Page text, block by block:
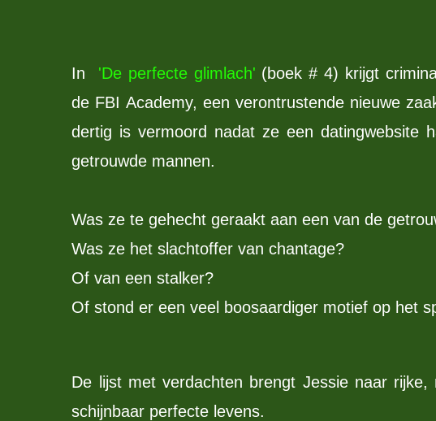
In 'De perfecte glimlach' (boek # 4) krijgt
de FBI Academy, een verontrustende nieuwe
dertig is vermoord nadat ze een datingwebsite
getrouwde mannen.
Was ze te gehecht geraakt aan een van de
Was ze het slachtoffer van chantage?
Of van een stalker?
Of stond er een veel boosaardiger motief op het
De lijst met verdachten brengt Jessie naar
schijnbaar perfecte levens.